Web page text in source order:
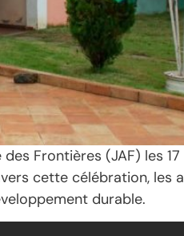
Frontières (JAF) les
cette célébration, les
durable.